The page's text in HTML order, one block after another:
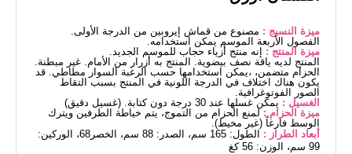
ميزة النسيج : مصنوع من قماش إيروبين من الدرجة الأولى.
الفصول الأربعة الموسم يمكن استخدامه.
ميزة المنتج : إنه منتج أزياء حجاب للموسم الجديد.
المنتج لديه ياقة نصف بيضوية. المنتج به أزرار من الأمام. غير مبطنة.
الحزام متضمن، ،يمكن استخدامها حسب الرغبة السوار مطاطي. قد
يكون هناك اختلاف في الدرجة اللونية في المنتج بسبب التقاط
الصور الفوتوغرافية.
الغسيل : يمكن غسلها عند 30 درجة دون كتابة. (غسيل دقيق)
ميزة الحزام : لمنع الحزام من التموج، يتم خياطة الطرفين ويترك
الوسط فارغاً (غير مخيط).
أبعاد الطراز :
الطول: 165 سم، الصدر: 88 سم، الخصر68، الوركين:
99 سم، الوزن: 56 كغ